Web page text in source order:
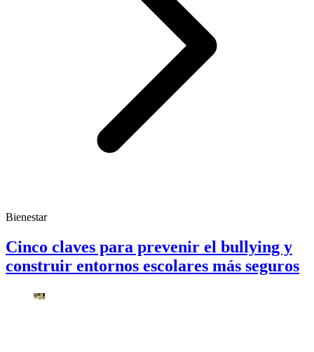
Bienestar
Cinco claves para prevenir el bullying y
construir entornos escolares más seguros